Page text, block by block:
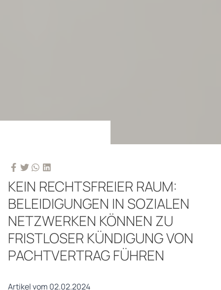
KEIN RECHTSFREIER RAUM:
BELEIDIGUNGEN IN SOZIALEN
NETZWERKEN KÖNNEN ZU
FRISTLOSER KÜNDIGUNG VON
PACHTVERTRAG FÜHREN
Artikel vom 02.02.2024